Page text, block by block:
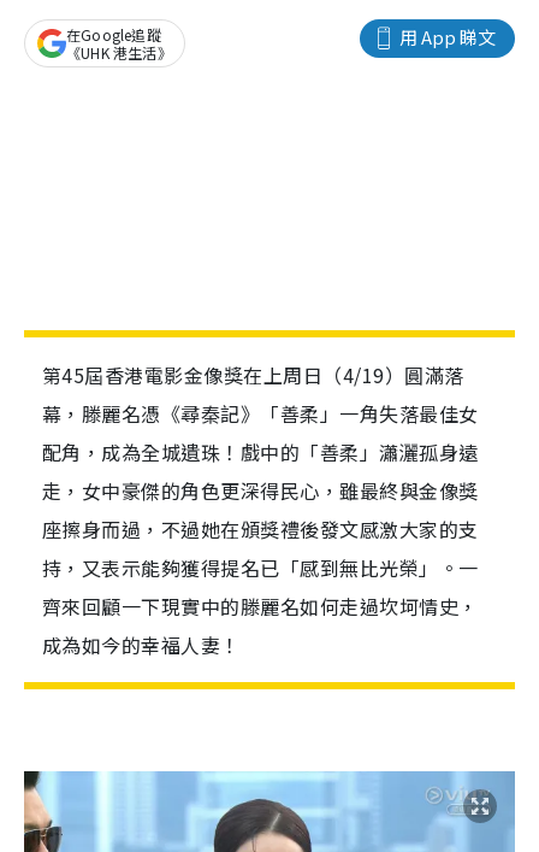
用 App 睇文
在Google追蹤
《UHK 港生活》
第45屆香港電影金像獎在上周日（4/19）圓滿落
幕，滕麗名憑《尋秦記》「善柔」一角失落最佳女
配角，成為全城遺珠！戲中的「善柔」瀟灑孤身遠
走，女中豪傑的角色更深得民心，雖最終與金像獎
座擦身而過，不過她在頒獎禮後發文感激大家的支
持，又表示能夠獲得提名已「感到無比光榮」。一
齊來回顧一下現實中的滕麗名如何走過坎坷情史，
成為如今的幸福人妻！